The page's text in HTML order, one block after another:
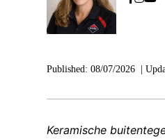
Published: 08/07/2026
Keramische